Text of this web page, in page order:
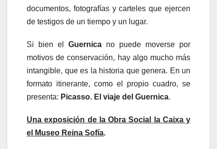
documentos, fotografías y carteles que ejercen
de testigos de un tiempo y un lugar.
Si bien el Guernica no puede moverse por
motivos de conservación, hay algo mucho más
intangible, que es la historia que genera. En un
formato itinerante, como el propio cuadro, se
presenta: Picasso. El viaje del Guernica.
Una exposición de la Obra Social la Caixa y
el Museo Reina Sofía.